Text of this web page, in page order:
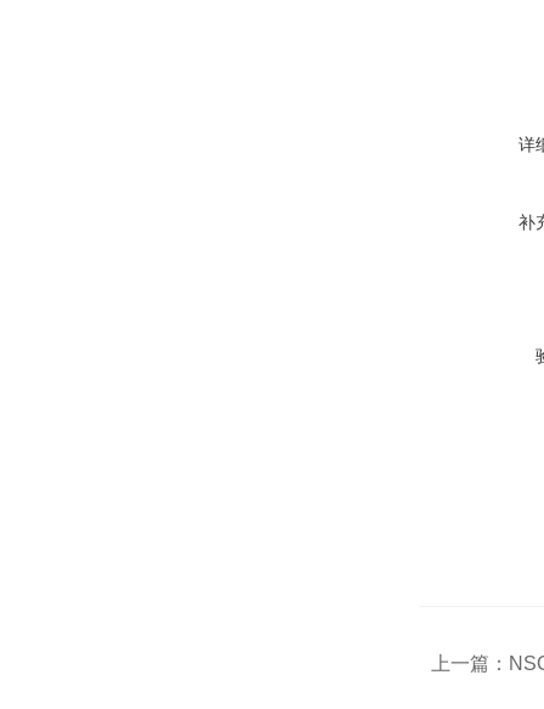
详
补
上一篇：